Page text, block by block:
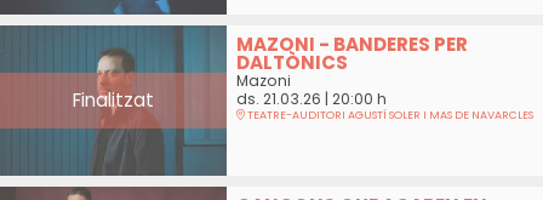
Finalitzat
MAZONI - BANDERES PER
DALTÒNICS
Mazoni
ds. 21.03.26 | 20:00 h
TEATRE-AUDITORI AGUSTÍ SOLER I MAS DE NAVARCLES